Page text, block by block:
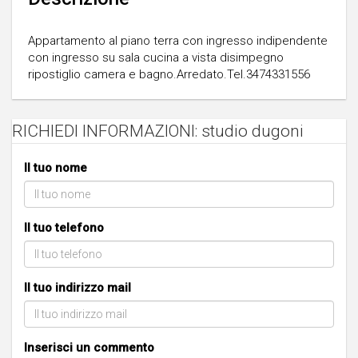
Appartamento al piano terra con ingresso indipendente
con ingresso su sala cucina a vista disimpegno
ripostiglio camera e bagno.Arredato.Tel.3474331556
RICHIEDI INFORMAZIONI: studio dugoni
Il tuo nome
Il tuo telefono
Il tuo indirizzo mail
Inserisci un commento